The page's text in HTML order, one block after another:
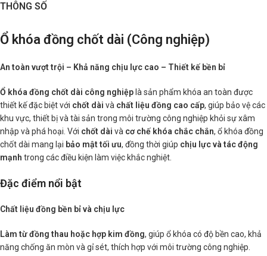
THÔNG SỐ
Ổ khóa đồng chốt dài (Công nghiệp)
An toàn vượt trội – Khả năng chịu lực cao – Thiết kế bền bỉ
Ổ khóa đồng chốt dài công nghiệp là sản phẩm khóa an toàn được
thiết kế đặc biệt với chốt dài và chất liệu đồng cao cấp, giúp bảo vệ các
khu vực, thiết bị và tài sản trong môi trường công nghiệp khỏi sự xâm
nhập và phá hoại. Với chốt dài và cơ chế khóa chắc chắn, ổ khóa đồng
chốt dài mang lại bảo mật tối ưu, đồng thời giúp chịu lực và tác động
mạnh trong các điều kiện làm việc khắc nghiệt.
Đặc điểm nổi bật
Chất liệu đồng bền bỉ và chịu lực
Làm từ đồng thau hoặc hợp kim đồng, giúp ổ khóa có độ bền cao, khả
năng chống ăn mòn và gỉ sét, thích hợp với môi trường công nghiệp.